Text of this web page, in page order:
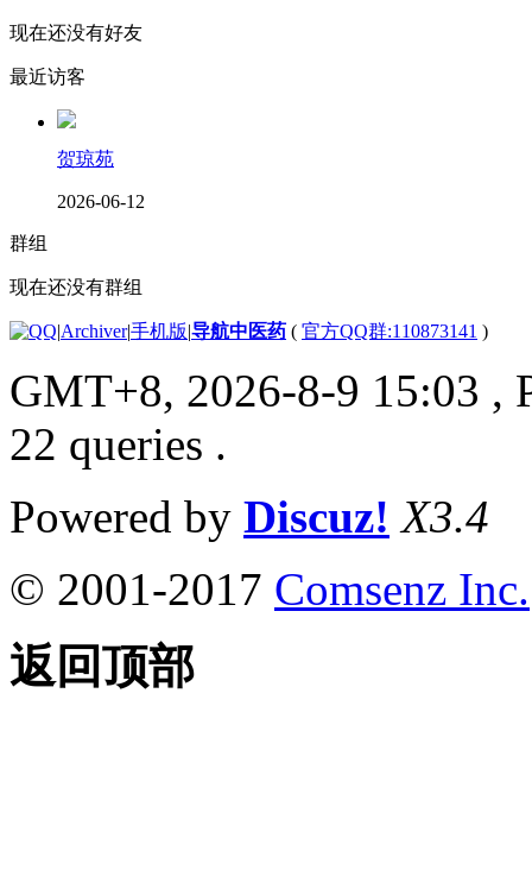
现在还没有好友
最近访客
贺琼苑
2026-06-12
群组
现在还没有群组
|Archiver|手机版|导航中医药 ( 官方QQ群:110873141 )
GMT+8, 2026-8-9 15:03 ,
22 queries .
Powered by Discuz! X3.4
© 2001-2017 Comsenz Inc.
返回顶部